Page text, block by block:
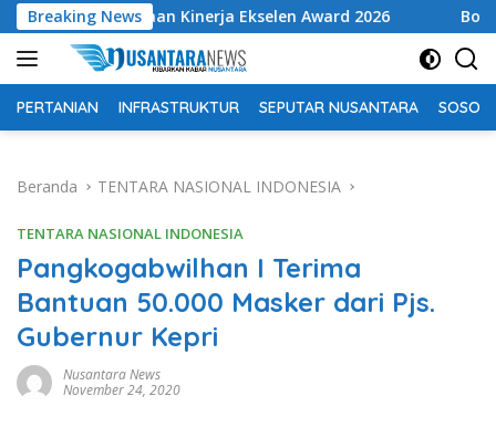
Langsung
ke
konten
Breaking News
Kinerja Ekselen Award 2026 Bolehkah
PERTANIAN INFRASTRUKTUR SEPUTAR NUSANTARA SOSOK
Beranda TENTARA NASIONAL INDONESIA
TENTARA NASIONAL INDONESIA
Pangkogabwilhan I Terima
Bantuan 50.000 Masker dari Pjs.
Gubernur Kepri
Nusantara News
November 24, 2020